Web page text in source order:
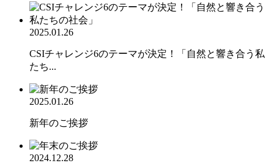
2025.01.26
CSIチャレンジ6のテーマが決定！「自然と響き合う私
たち...
2025.01.26
新年のご挨拶
2024.12.28